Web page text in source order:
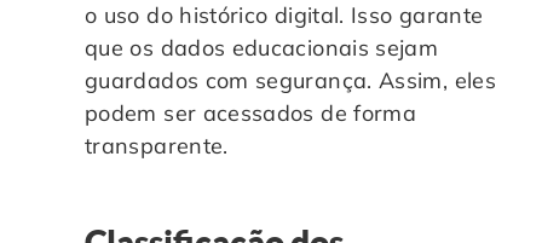
o uso do histórico digital. Isso garante
que os dados educacionais sejam
guardados com segurança. Assim, eles
podem ser acessados de forma
transparente.